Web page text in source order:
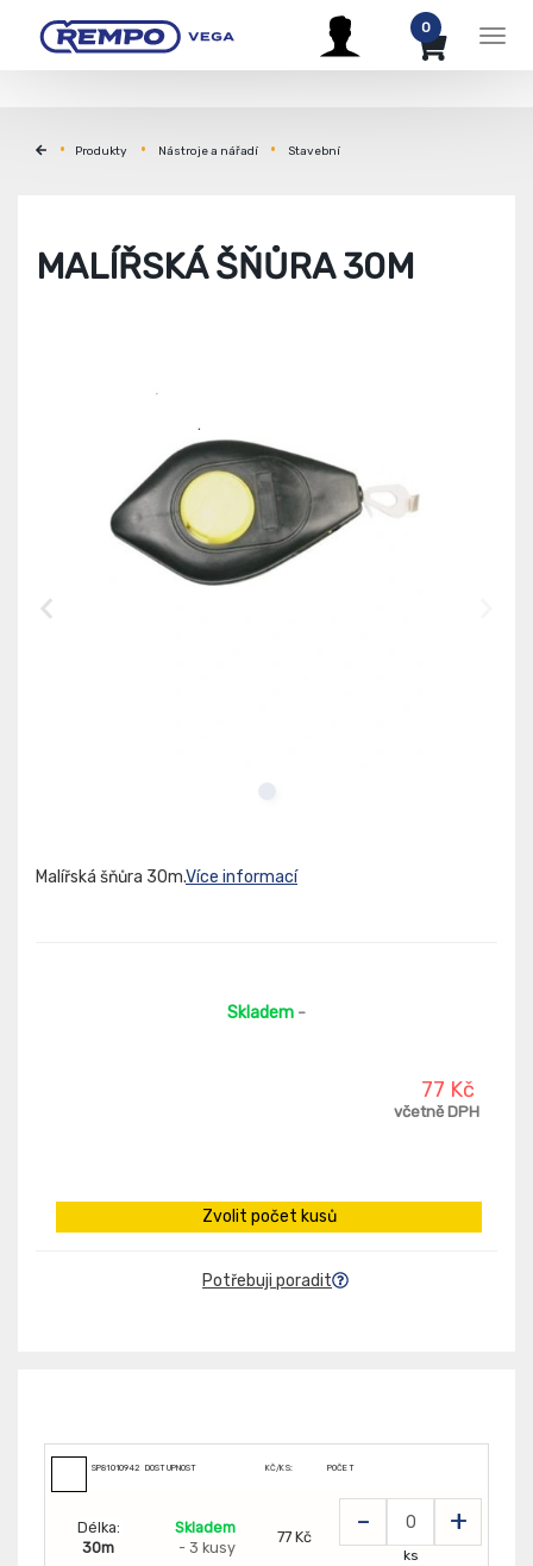
0
Produkty Nástroje a nářadí Stavební
MALÍŘSKÁ ŠŇŮRA 30M
Malířská šňůra 30m.Více informací
Skladem -
77 Kč
včetně DPH
Zvolit počet kusů
Potřebuji poradit
SP8101094200DOSTUPNOST KČ/KS: POČET
Délka:
30m
Skladem
- 3 kusy
77 Kč - +
ks